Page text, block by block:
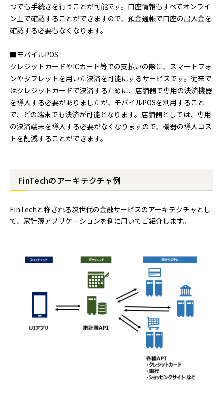
つでも手続きを行うことが可能です。口座情報もすべてオンライ
ン上で確認することができますので、預金通帳で口座の出入金を
確認する必要もなくなります。
■モバイルPOS
クレジットカードやICカード等での支払いの際に、スマートフォ
ンやタブレットを用いた決済を可能にするサービスです。従来で
はクレジットカードで決済するために、店舗側で専用の決済機器
を導入する必要がありましたが、モバイルPOSを利用すること
で、どの端末でも決済が可能となります。店舗側としては、専用
の決済端末を導入する必要がなくなりますので、機器の導入コス
トを削減することができます。
FinTechのアーキテクチャ例
FinTechと称される次世代の金融サービスのアーキテクチャとし
て、家計簿アプリケーションを例に用いてご紹介します。